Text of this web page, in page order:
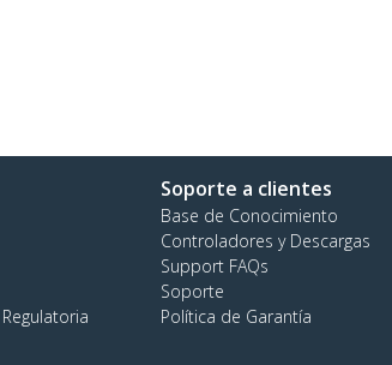
Soporte a clientes
Base de Conocimiento
Controladores y Descargas
Support FAQs
Soporte
Política de Garantía